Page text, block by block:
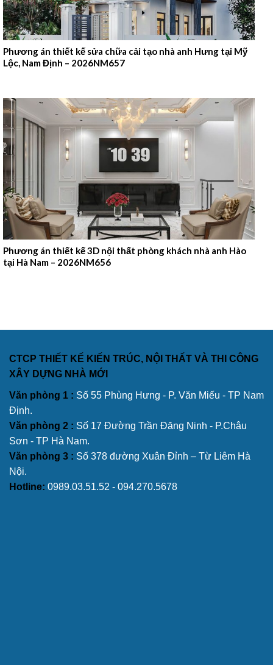
Phương án thiết kế sửa chữa cải tạo nhà anh Hưng tại Mỹ
Lộc, Nam Định – 2026NM657
Phương án thiết kế 3D nội thất phòng khách nhà anh Hào
tại Hà Nam – 2026NM656
CTCP THIẾT KẾ KIẾN TRÚC, NỘI THẤT VÀ THI CÔNG
XÂY DỰNG NHÀ MỚI
Văn phòng 1 : Số 55 Phùng Hưng - P. Văn Miếu - TP Nam
Định.
Văn phòng 2 : Số 17 Đường Trần Đăng Ninh - P.Châu
Sơn - TP Hà Nam.
Văn phòng 3 : Số 378 đường Xuân Đỉnh – Từ Liêm Hà
Nội.
Hotline: 0989.03.51.52 - 094.270.5678